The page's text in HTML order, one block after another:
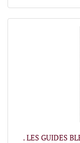
. LES GUIDES